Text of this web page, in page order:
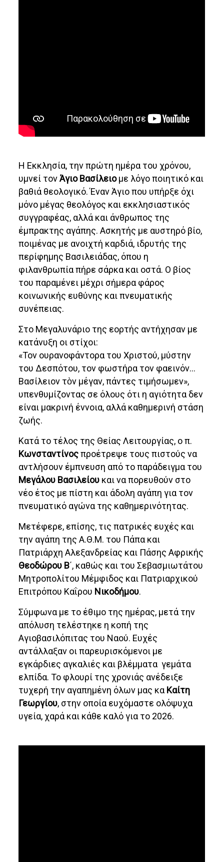
Η Εκκλησία, την πρώτη ημέρα του χρόνου,
υμνεί τονΆγιο Βασίλειομε λόγο ποιητικό και
βαθιά θεολογικό. Έναν Άγιο που υπήρξε όχι
μόνο μέγας θεολόγος και εκκλησιαστικός
συγγραφέας, αλλά και άνθρωπος της
έμπρακτης αγάπης. Ασκητής με αυστηρό βίο,
ποιμένας με ανοιχτή καρδιά, ιδρυτής της
περίφημης Βασιλειάδας, όπου η
φιλανθρωπία πήρε σάρκα και οστά. Ο βίος
του παραμένει μέχρι σήμερα φάρος
κοινωνικής ευθύνης και πνευματικής
συνέπειας.
Στο Μεγαλυνάριο της εορτής αντήχησαν με
κατάνυξη οι στίχοι:
«Τον ουρανοφάντορα του Χριστού, μύστην
του Δεσπότου, τον φωστήρα τον φαεινόν…
Βασίλειον τὸν μέγαν, πάντες τιμήσωμεν»,
υπενθυμίζοντας σε όλους ότι η αγιότητα δεν
είναι μακρινή έννοια, αλλά καθημερινή στάση
ζωής.
Κατά το τέλος της Θείας Λειτουργίας, ο π.
Κωνσταντίνοςπροέτρεψε τους πιστούς να
αντλήσουν έμπνευση από το παράδειγμα του
Μεγάλου Βασιλείου και να πορευθούν στο
νέο έτος με πίστη και άδολη αγάπη για τον
πνευματικό αγώνα της καθημερινότητας.
Μετέφερε, επίσης, τις πατρικές ευχές και
την αγάπη της Α.Θ.Μ. του Πάπα και
Πατριάρχη Αλεξανδρείας και Πάσης Αφρικής
Θεοδώρου Β΄, καθώς και του Σεβασμιωτάτου
Μητροπολίτου Μέμφιδος και Πατριαρχικού
Επιτρόπου Καΐρου Νικοδήμου.
Σύμφωνα με το έθιμο της ημέρας, μετά την
απόλυση τελέστηκε η κοπή της
Αγιοβασιλόπιτας του Ναού. Ευχές
αντάλλαξαν οι παρευρισκόμενοι με
εγκάρδιες αγκαλιές και βλέμματα γεμάτα
ελπίδα. Το φλουρί της χρονιάς ανέδειξε
τυχερή την αγαπημένη όλων μας κα Καίτη
Γεωργίου, στην οποία ευχόμαστε ολόψυχα
υγεία, χαρά και κάθε καλό για το 2026.